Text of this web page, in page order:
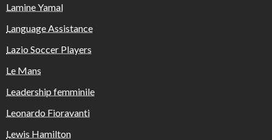
Lamine Yamal
Language Assistance
Lazio Soccer Players
Le Mans
Leadership femminile
Leonardo Fioravanti
Lewis Hamilton